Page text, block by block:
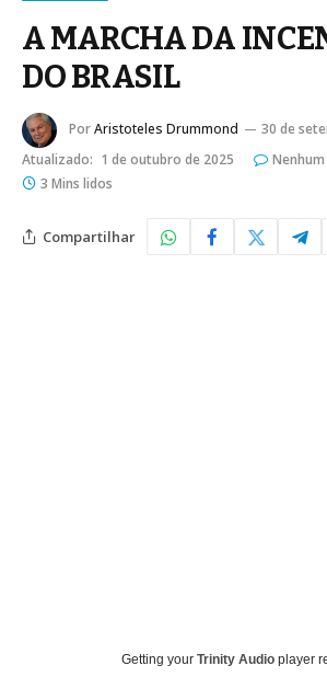
A MARCHA DA
DO BRASIL
PorAristoteles Drummond
30 de
Atualizado: 1 de outubro de 2025
3 Mins lidos
Compartilhar
Getting your Trinity Audio player